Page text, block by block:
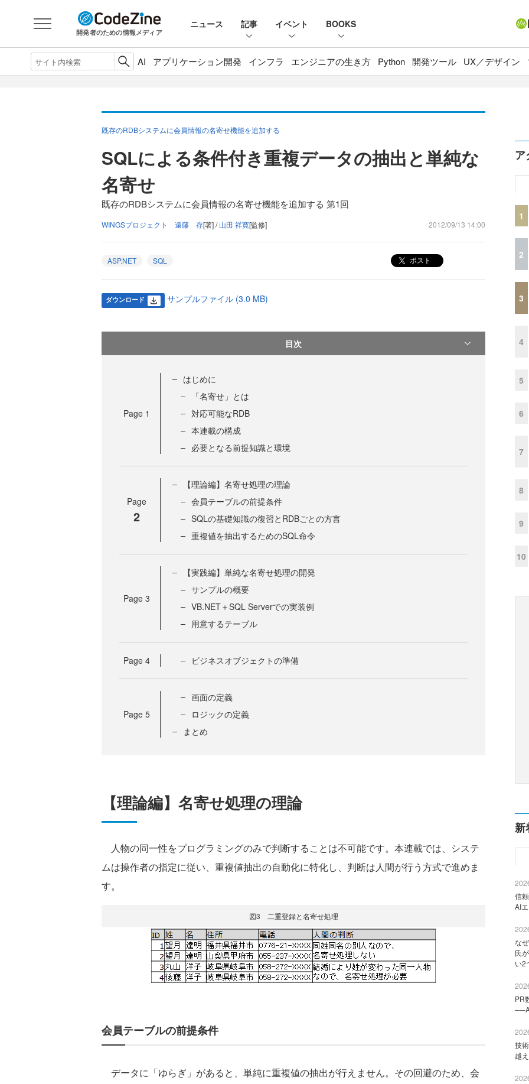
開発者のための情報メディア
ニュース 記事 イベント BOOKS
AI アプリケーション開発 インフラ エンジニアの生き方 Python 開発ツール UX／デザイン
既存のRDBシステムに会員情報の名寄せ機能を追加する
SQLによる条件付き重複データの抽出と単純な
名寄せ
既存のRDBシステムに会員情報の名寄せ機能を追加する 第1回
WINGSプロジェクト 遠藤 存[著] /山田 祥寛[監修] 2012/09/13 14:00
ASP.NET SQL ポスト
ダウンロード サンプルファイル (3.0 MB)
目次
Page 1
はじめに
「名寄せ」とは
対応可能なRDB
本連載の構成
必要となる前提知識と環境
Page
2
【理論編】名寄せ処理の理論
会員テーブルの前提条件
SQLの基礎知識の復習とRDBごとの方言
重複値を抽出するためのSQL命令
Page 3
【実践編】単純な名寄せ処理の開発
サンプルの概要
VB.NET＋SQL Serverでの実装例
用意するテーブル
Page 4 ビジネスオブジェクトの準備
Page 5
画面の定義
ロジックの定義
まとめ
【理論編】名寄せ処理の理論
人物の同一性をプログラミングのみで判断することは不可能です。本連載では、システ
ムは操作者の指定に従い、重複値抽出の自動化に特化し、判断は人間が行う方式で進めま
す。
図3 二重登録と名寄せ処理
会員テーブルの前提条件
データに「ゆらぎ」があると、単純に重複値の抽出が行えません。その回避のため、会
ア
1
2
3
4
5
6
7
8
9
10
新
信
AI
な
氏
い2
PR
技
越